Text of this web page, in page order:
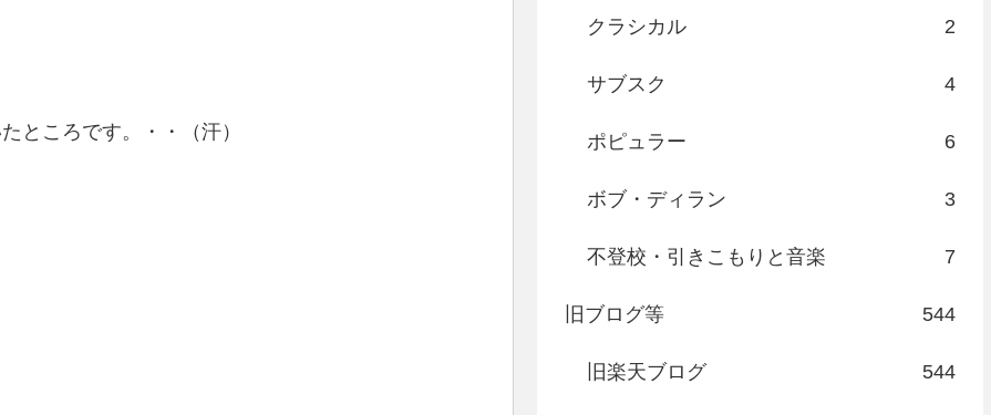
ところです。・・（汗）
クラシカル 2
サブスク 4
ポピュラー 6
ボブ・ディラン 3
不登校・引きこもりと音楽 7
旧ブログ等 544
旧楽天ブログ 544